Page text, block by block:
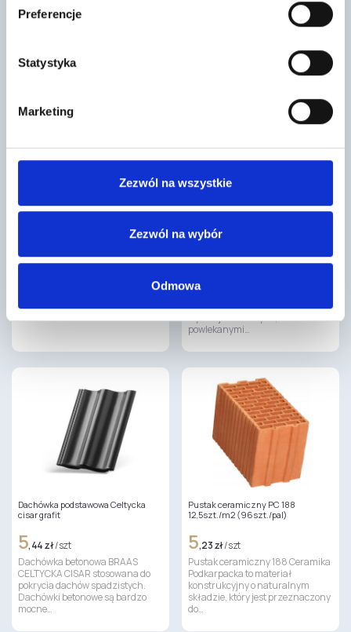
Preferencje
Statystyka
Marketing
Zezwól na wszystkie
Zezwól na wybór
Odmowa
konstrukcyjny stosowany w
gęstożebrowych, który pozwala
Profil UW 50 dł- 4 m 0,5 Bud.
Profil UW50 jest przeznaczony do
Element…
Siatka elewacyjna Termo Organika
3,68 zł/ m2
Organika GOLD i wzmocniona
siatka elewacyjna Termo
Organika TERMONIUM są
wysokojakościowymi,
powlekanymi…
Dachówka podstawowa Celtycka
cisar grafit
5,44 zł/ szt
Dachówka betonowa BRAAS
CELTYCKA CISAR stosowana do
pokrycia dachów spadzistych.
Dachówki betonowe są bardzo
mocne…
Pustak ceramiczny PC 188
12,5szt./m2 (96szt./pal)
5,23 zł/ szt
Pustak ceramiczny 188 Ceramika
Podkarpacka to materiał
konstrukcyjny o naturalnym
składzie, który jest przeznaczony
do…